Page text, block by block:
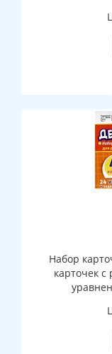
Набор
карточек с